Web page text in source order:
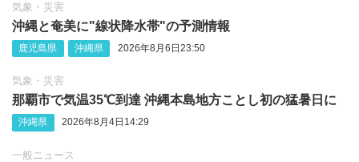
気象・災害
沖縄‪と奄美に"線状降水帯"の予測情報
鹿児島県 沖縄県 2026年8月6日23:50
気象・災害
那覇市で気温35℃到達 沖縄本島地方ことし初の猛暑日に
沖縄県 2026年8月4日14:29
一般ニュース